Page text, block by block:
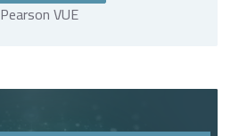
Pearson VUE